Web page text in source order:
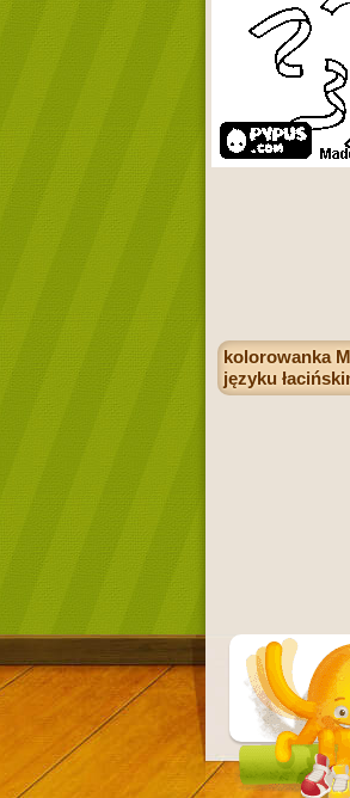
kolorowanka
języku